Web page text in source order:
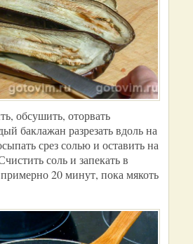
обсушить, оторвать
баклажан разрезать вдоль на
срез солью и оставить на
соль и запекать в
20 минут, пока мякоть